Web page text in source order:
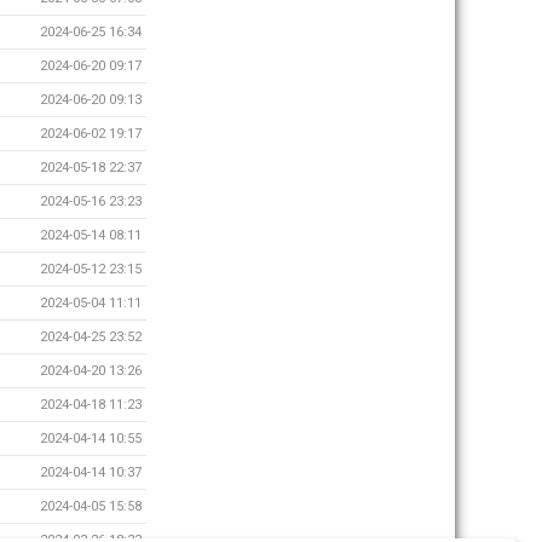
2024-06-25 16:34
2024-06-20 09:17
2024-06-20 09:13
2024-06-02 19:17
2024-05-18 22:37
2024-05-16 23:23
2024-05-14 08:11
2024-05-12 23:15
2024-05-04 11:11
2024-04-25 23:52
2024-04-20 13:26
2024-04-18 11:23
2024-04-14 10:55
2024-04-14 10:37
2024-04-05 15:58